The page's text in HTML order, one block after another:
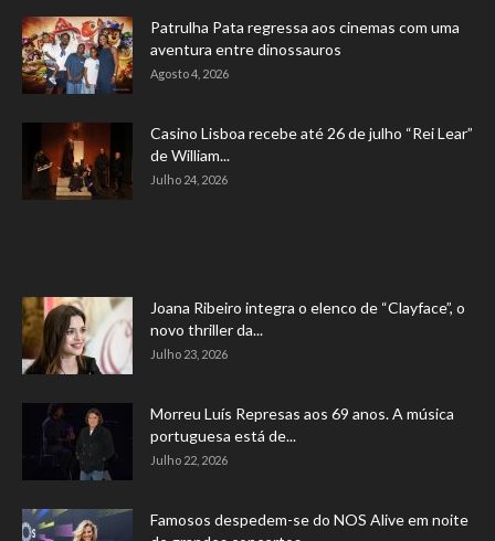
Patrulha Pata regressa aos cinemas com uma
aventura entre dinossauros
Agosto 4, 2026
Casino Lisboa recebe até 26 de julho “Rei Lear”
de William...
Julho 24, 2026
Joana Ribeiro integra o elenco de “Clayface”, o
novo thriller da...
Julho 23, 2026
Morreu Luís Represas aos 69 anos. A música
portuguesa está de...
Julho 22, 2026
Famosos despedem-se do NOS Alive em noite